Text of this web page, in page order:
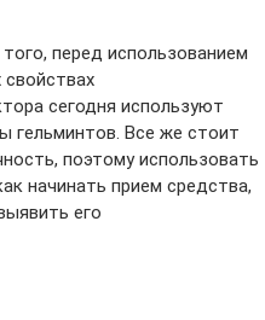
перед использованием
сегодня используют
гельминтов. Все же стоит
поэтому использовать
начинать прием средства,
его